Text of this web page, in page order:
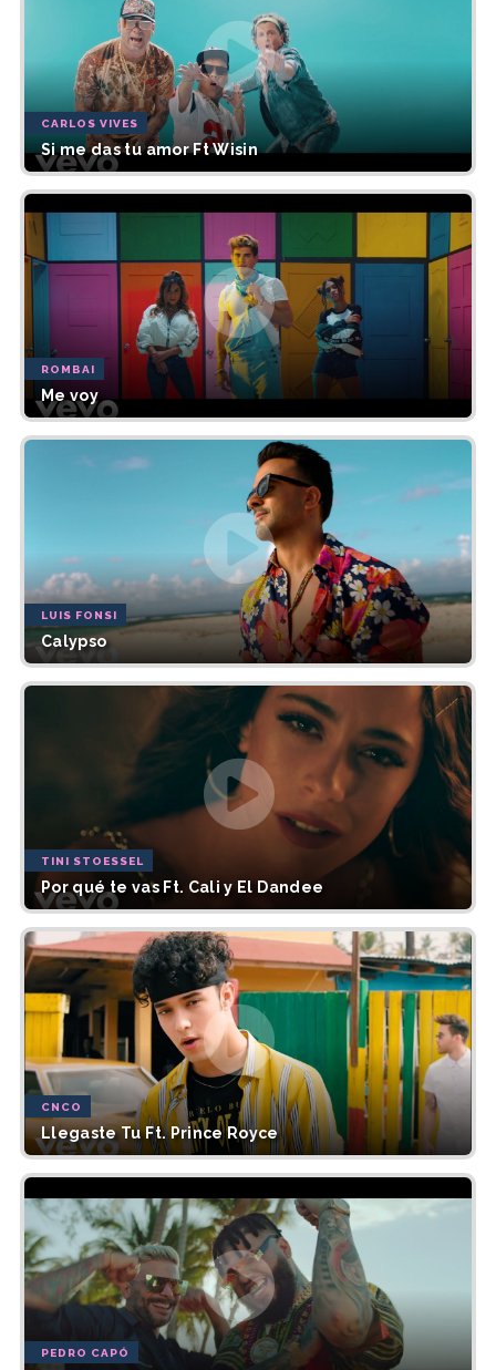
CARLOS VIVES
Si me das tu amor Ft Wisin
ROMBAI
Me voy
LUIS FONSI
Calypso
TINI STOESSEL
Por qué te vas Ft. Cali y El Dandee
CNCO
Llegaste Tu Ft. Prince Royce
PEDRO CAPÓ